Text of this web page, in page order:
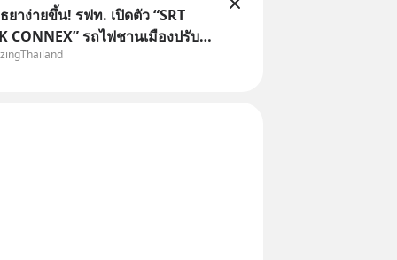
ยาง่ายขึ้น! รฟท. เปิดตัว “SRT
CONNEX” รถไฟชานเมืองปรับ
กรุงเทพฯ–อยุธยา ที่จะเริ่มเสิร์ฟ